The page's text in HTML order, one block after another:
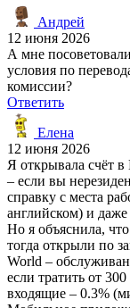
Андрей
12 июня 2026
А мне
условия по
комиссии?
Ответить
Елена
12 июня 2026
Я открывала счёт
– если вы
справку с места
английском) и
Но я объяснила,
тогда открыли по
World –
если тратить от
входящие – 0.3%